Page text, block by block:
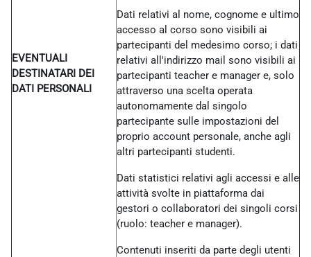
EVENTUALI
DESTINATARI DEI
DATI PERSONALI
Dati relativi al nome, cognome e ultimo
accesso al corso sono visibili ai
partecipanti del medesimo corso; i dati
relativi all'indirizzo mail sono visibili ai
partecipanti teacher e manager e, solo
attraverso una scelta operata
autonomamente dal singolo
partecipante sulle impostazioni del
proprio account personale, anche agli
altri partecipanti studenti.
Dati statistici relativi agli accessi e alle
attività svolte in piattaforma dai
gestori o collaboratori dei singoli corsi
(ruolo: teacher e manager).
Contenuti inseriti da parte degli utenti